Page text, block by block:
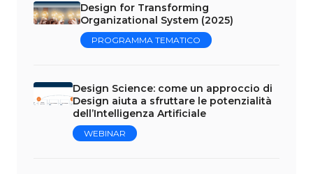
Design for Transforming
Organizational System (2025)
PROGRAMMA TEMATICO
Design Science: come un approccio di
Design aiuta a sfruttare le potenzialità
dell’Intelligenza Artificiale
WEBINAR